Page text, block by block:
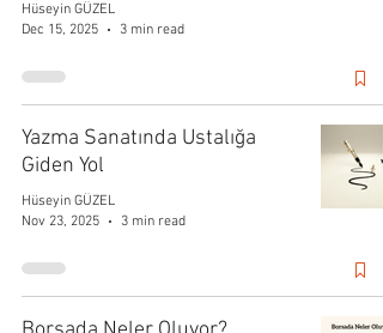
Hüseyin GÜZEL
Dec 15, 2025
3 min read
Yazma Sanatında Ustalığa
Giden Yol
Hüseyin GÜZEL
Nov 23, 2025
3 min read